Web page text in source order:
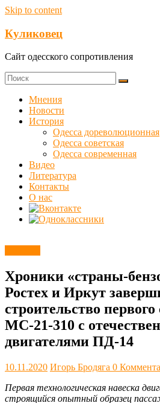
Skip to content
Куликовец
Сайт одесского сопротивления
Мнения
Новости
История
Одесса дореволюционная
Одесса советская
Одесса современная
Видео
Литература
Контакты
О нас
Хроники «страны-
Ростех и Иркут
строительство первого
МС-21-310 с
двигателями ПД-14
10.11.2020 Игорь Бродяга 0
Первая технологическая навеска
строящийся опытный образец